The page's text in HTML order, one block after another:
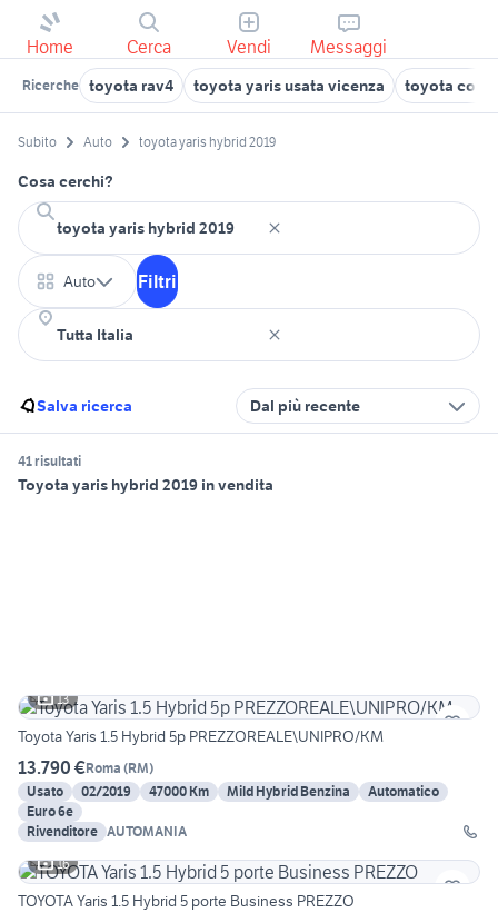
Home Cerca Vendi Messaggi
Ricerche toyota rav4 toyota yaris usata vicenza toyota
Subito Auto toyota yaris hybrid 2019
Cosa cerchi?
Auto Filtri
Salva ricerca Dal più recente
41 risultati
Toyota yaris hybrid 2019 in vendita
13
Toyota Yaris 1.5 Hybrid 5p PREZZOREALE\UNIPRO/KM
13.790 €Roma (RM)
Usato
02/2019 47000 Km Mild Hybrid Benzina
Automatico
Euro 6e
Rivenditore AUTOMANIA
16
TOYOTA Yaris 1.5 Hybrid 5 porte Business PREZZO